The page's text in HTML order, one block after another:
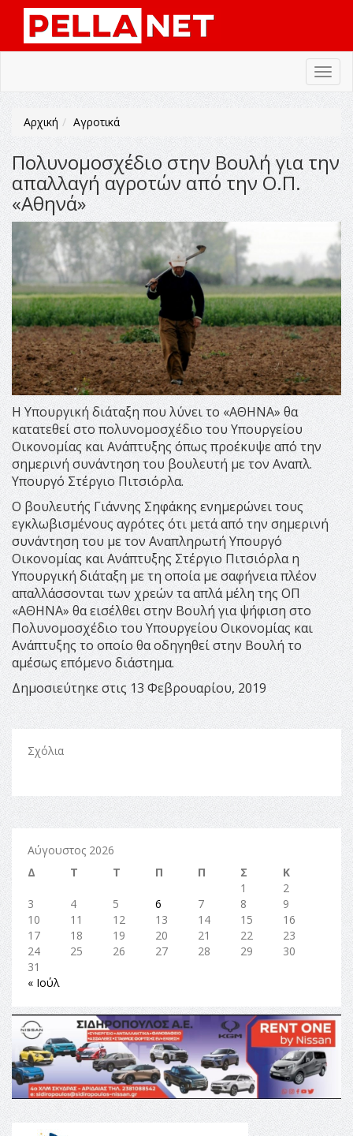
Αρχική Αγροτικά
Πολυνομοσχέδιο στην Βουλή για την
απαλλαγή αγροτών από την Ο.Π.
«Αθηνά»
Η Υπουργική διάταξη που λύνει το «ΑΘΗΝΑ» θα
κατατεθεί στο πολυνομοσχέδιο του Υπουργείου
Οικονομίας και Ανάπτυξης όπως προέκυψε από την
σημερινή συνάντηση του βουλευτή με τον Αναπλ.
Υπουργό Στέργιο Πιτσιόρλα.
Ο βουλευτής Γιάννης Σηφάκης ενημερώνει τους
εγκλωβισμένους αγρότες ότι μετά από την σημερινή
συνάντηση του με τον Αναπληρωτή Υπουργό
Οικονομίας και Ανάπτυξης Στέργιο Πιτσιόρλα η
Υπουργική διάταξη με τη οποία με σαφήνεια πλέον
απαλλάσσονται των χρεών τα απλά μέλη της ΟΠ
«ΑΘΗΝΑ» θα εισέλθει στην Βουλή για ψήφιση στο
Πολυνομοσχέδιο του Υπουργείου Οικονομίας και
Ανάπτυξης το οποίο θα οδηγηθεί στην Βουλή το
αμέσως επόμενο διάστημα.
Δημοσιεύτηκε στις 13 Φεβρουαρίου, 2019
Σχόλια
Αύγουστος 2026
Δ
Τ Τ Π Π Σ
Κ
1
2
3
4 5 6 7 8
9
10
11 12 13 14 15
16
17
18 19 20 21 22
23
24
25 26 27 28 29
30
31
« Ιούλ